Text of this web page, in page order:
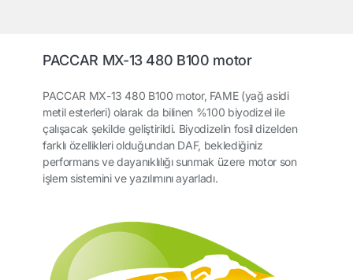
PACCAR MX-13 480 B100 motor
PACCAR MX-13 480 B100 motor, FAME (yağ asidi
metil esterleri) olarak da bilinen %100 biyodizel ile
çalışacak şekilde geliştirildi. Biyodizelin fosil dizelden
farklı özellikleri olduğundan DAF, beklediğiniz
performans ve dayanıklılığı sunmak üzere motor son
işlem sistemini ve yazılımını ayarladı.